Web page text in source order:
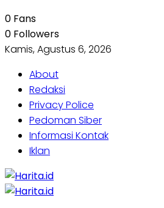
0 Fans
0 Followers
Kamis, Agustus 6, 2026
About
Redaksi
Privacy Police
Pedoman Siber
Informasi Kontak
Iklan